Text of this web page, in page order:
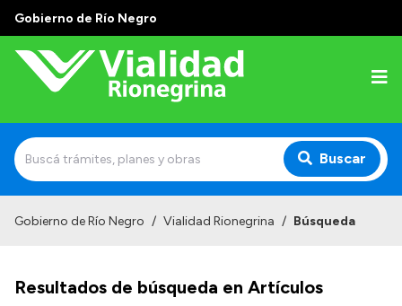
Gobierno de Río Negro
Buscar
Funciones
Gobierno de Río Negro / Vialidad Rionegrina / Búsqueda
Resultados de búsqueda en Artículos